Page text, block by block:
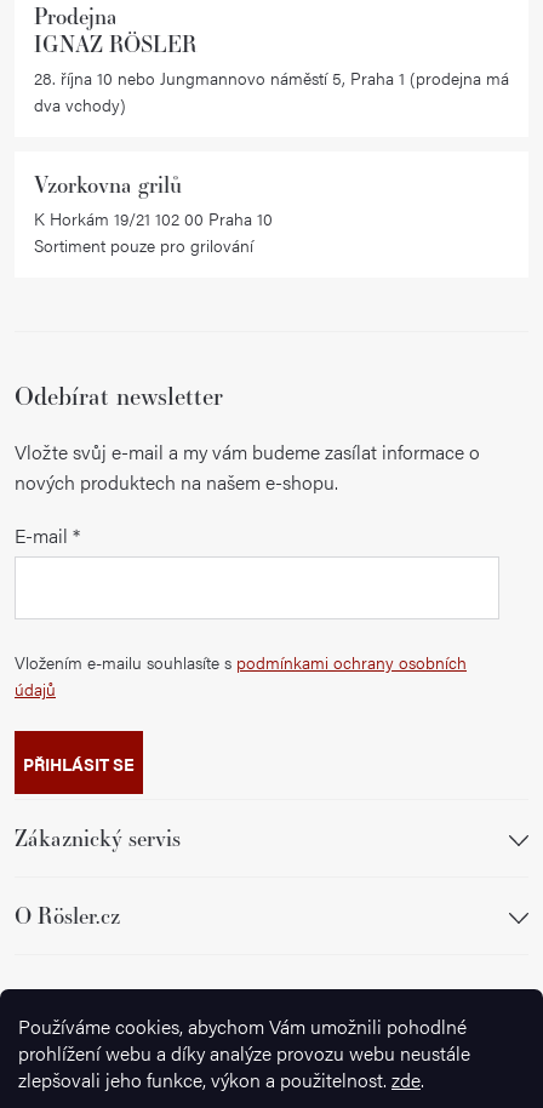
Používáme cookies, abychom Vám umožnili pohodlné
prohlížení webu a díky analýze provozu webu neustále
zlepšovali jeho funkce, výkon a použitelnost. zde.
i
Prodejna
IGNAZ RÖSLER
28. října 10 nebo Jungmannovo náměstí 5, Praha 1 (prodejna má
dva vchody)
Vzorkovna grilů
K Horkám 19/21 102 00 Praha 10
Sortiment pouze pro grilování
Odebírat newsletter
Vložte svůj e-mail a my vám budeme zasílat informace o
nových produktech na našem e-shopu.
E-mail
Vložením e-mailu souhlasíte s podmínkami ochrany osobních
údajů
PŘIHLÁSIT SE
Zákaznický servis
O Rösler.cz
Sledujte nás